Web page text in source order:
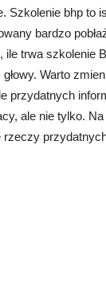
Szkolenie bhp to
bardzo
ile trwa szkolenie
Warto
przydatnych
ale nie tylko.
rzeczy